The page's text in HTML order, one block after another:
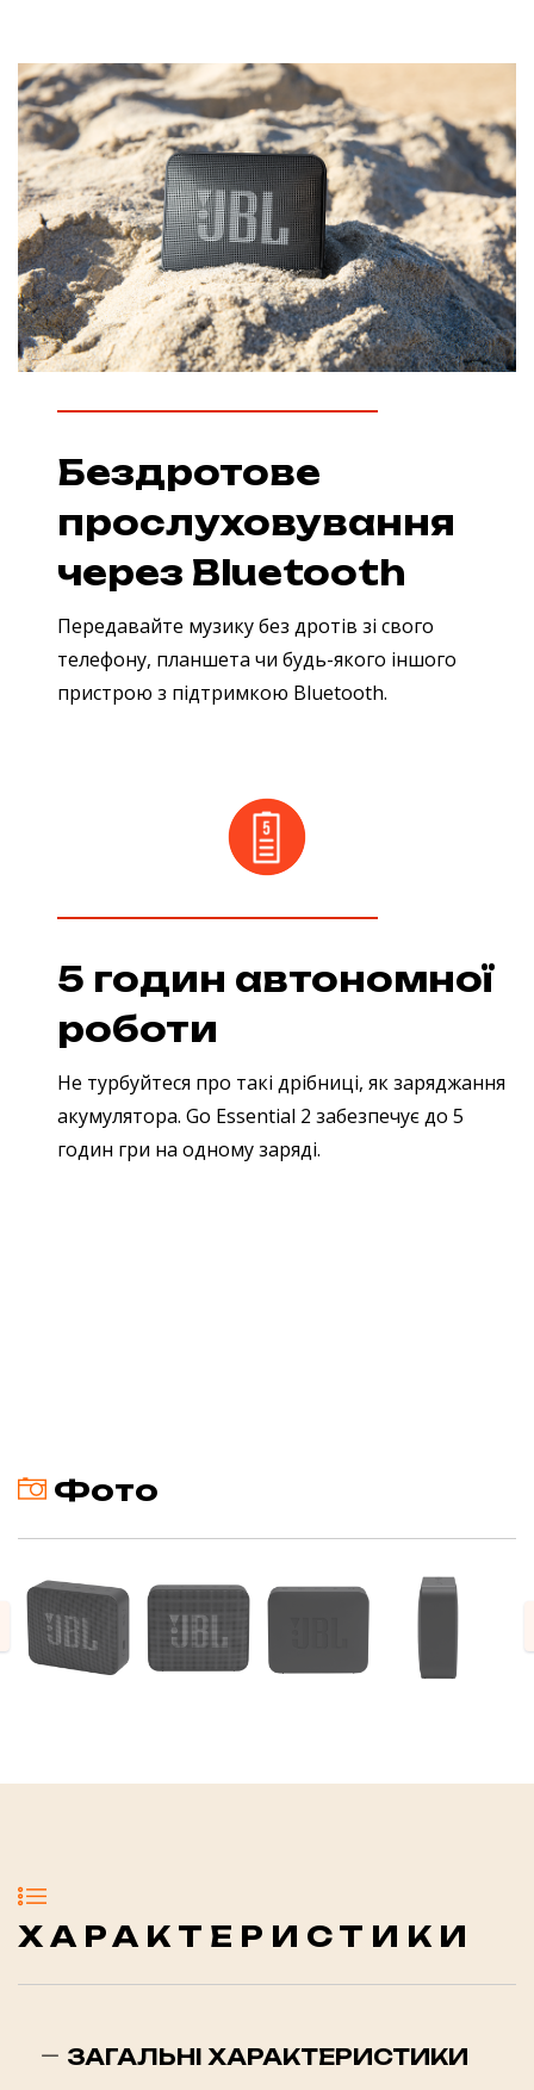
Бездротове
прослуховування
через Bluetooth
Передавайте музику без дротів зі свого
телефону, планшета чи будь-якого іншого
пристрою з підтримкою Bluetooth.
5 годин автономної
роботи
Не турбуйтеся про такі дрібниці, як заряджання
акумулятора. Go Essential 2 забезпечує до 5
годин гри на одному заряді.
Фото
ХАРАКТЕРИСТИКИ
ЗАГАЛЬНІ ХАРАКТЕРИСТИКИ